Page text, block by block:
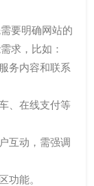
要明确网站的
求，比如：
务内容和联系
、在线支付等
互动，需强调
功能。